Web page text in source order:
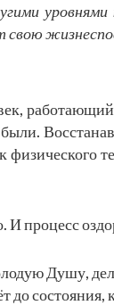
свою
физического
И процесс
Душу,
до состояния,